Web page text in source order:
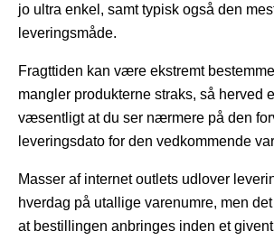
jo ultra enkel, samt typisk også den
leveringsmåde.
Fragttiden kan være ekstremt
mangler produkterne straks, så herved
væsentligt at du ser nærmere på den
leveringsdato for den vedkommende
Masser af internet outlets udlover
hverdag på utallige varenumre, men
at bestillingen anbringes inden et